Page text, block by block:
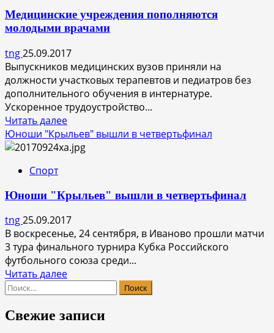
использовании
газового
оборудования
Медицинские учреждения пополняются
молодыми врачами
tng25.09.2017
Выпускников медицинских вузов приняли на
должности участковых терапевтов и педиатров без
дополнительного обучения в интернатуре.
Ускоренное трудоустройство...
Читать далееПрочитать
больше
о
молодыми
врачами
Юноши "Крыльев" вышли в четвертьфинал
Спорт
Юноши "Крыльев" вышли в четвертьфинал
tng25.09.2017
В воскресенье, 24 сентября, в Иваново прошли матчи
3 тура финального турнира Кубка Российского
футбольного союза среди...
Читать далееПрочитать
Юноши
Найти:
Свежие записи